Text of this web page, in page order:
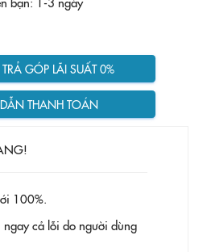
GÓP LÃI SUẤT 0%
THANH TOÁN
100%.
ngay cả lỗi do người dùng